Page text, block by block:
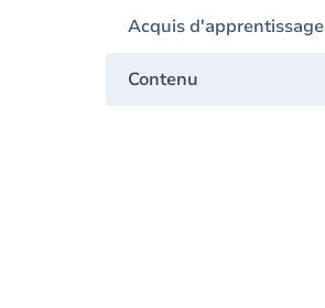
Acquis d'apprentissage
Contenu